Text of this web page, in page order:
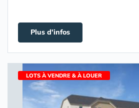
Plus d'infos
LOTS À VENDRE & À LOUER